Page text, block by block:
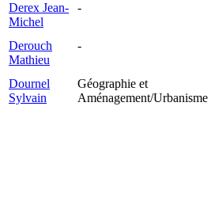
Derex Jean-
Michel
-
Derouch
Mathieu
-
Dournel
Sylvain
Géographie et
Aménagement/Urbanisme